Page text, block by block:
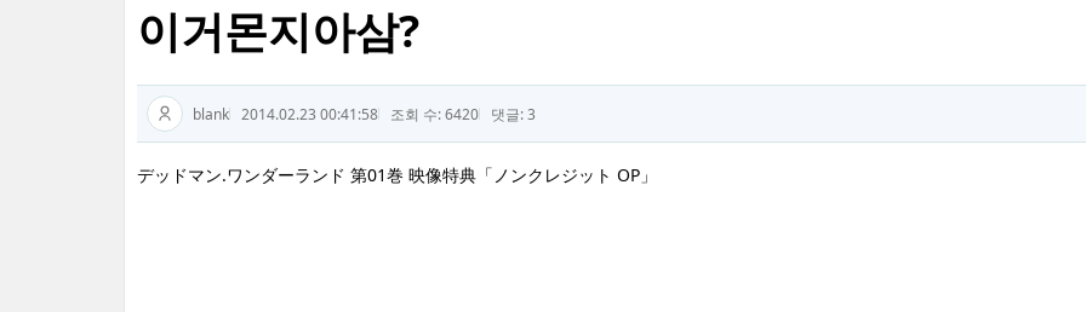
이거몬지아삼?
blank 2014.02.23 00:41:58 조회 수: 6420 댓글:3
デッドマン.ワンダーランド 第01巻 映像特典「ノンクレジット OP」